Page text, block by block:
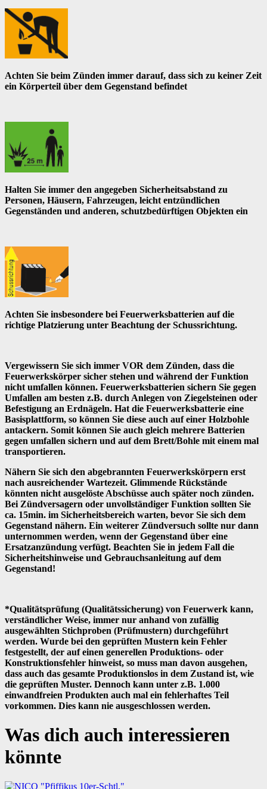
Achten Sie beim Zünden immer darauf, dass sich zu keiner Zeit
ein Körperteil über dem Gegenstand befindet
Halten Sie immer den angegeben Sicherheitsabstand zu
Personen, Häusern, Fahrzeugen, leicht entzündlichen
Gegenständen und anderen, schutzbedürftigen Objekten ein
Achten Sie insbesondere bei Feuerwerksbatterien auf die
richtige Platzierung unter Beachtung der Schussrichtung.
Vergewissern Sie sich immer VOR dem Zünden, dass die
Feuerwerkskörper sicher stehen und während der Funktion
nicht umfallen können. Feuerwerksbatterien sichern Sie gegen
Umfallen am besten z.B. durch Anlegen von Ziegelsteinen oder
Befestigung an Erdnägeln. Hat die Feuerwerksbatterie eine
Basisplattform, so können Sie diese auch auf einer Holzbohle
antackern. Somit können Sie auch gleich mehrere Batterien
gegen umfallen sichern und auf dem Brett/Bohle mit einem mal
transportieren.
Nähern Sie sich den abgebrannten Feuerwerkskörpern erst
nach ausreichender Wartezeit. Glimmende Rückstände
könnten nicht ausgelöste Abschüsse auch später noch zünden.
Bei Zündversagern oder unvollständiger Funktion sollten Sie
ca. 15min. im Sicherheitsbereich warten, bevor Sie sich dem
Gegenstand nähern. Ein weiterer Zündversuch sollte nur dann
unternommen werden, wenn der Gegenstand über eine
Ersatzanzündung verfügt. Beachten Sie in jedem Fall die
Sicherheitshinweise und Gebrauchsanleitung auf dem
Gegenstand!
*Qualitätsprüfung (Qualitätssicherung) von Feuerwerk kann,
verständlicher Weise, immer nur anhand von zufällig
ausgewählten Stichproben (Prüfmustern) durchgeführt
werden. Wurde bei den geprüften Mustern kein Fehler
festgestellt, der auf einen generellen Produktions- oder
Konstruktionsfehler hinweist, so muss man davon ausgehen,
dass auch das gesamte Produktionslos in dem Zustand ist, wie
die geprüften Muster. Dennoch kann unter z.B. 1.000
einwandfreien Produkten auch mal ein fehlerhaftes Teil
vorkommen. Dies kann nie ausgeschlossen werden.
Was dich auch interessieren
könnte